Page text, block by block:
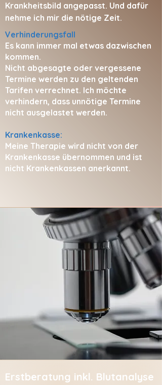
Krankheitsbild angepasst. Und dafür
nehme ich mir die nötige Zeit.
Verhinderungsfall
Es kann immer mal etwas dazwischen
kommen.
Nicht abgesagte oder vergessene
Termine werden zu den geltenden
Tarifen verrechnet. Ich möchte
verhindern, dass unnötige Termine
nicht ausgelastet werden.
Krankenkasse:
Meine Therapie wird nicht von der
Krankenkasse übernommen und ist
nicht Krankenkassen anerkannt.
Erstberatung inkl. Blutanalyse